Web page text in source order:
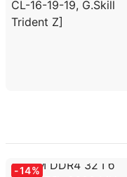
-14%